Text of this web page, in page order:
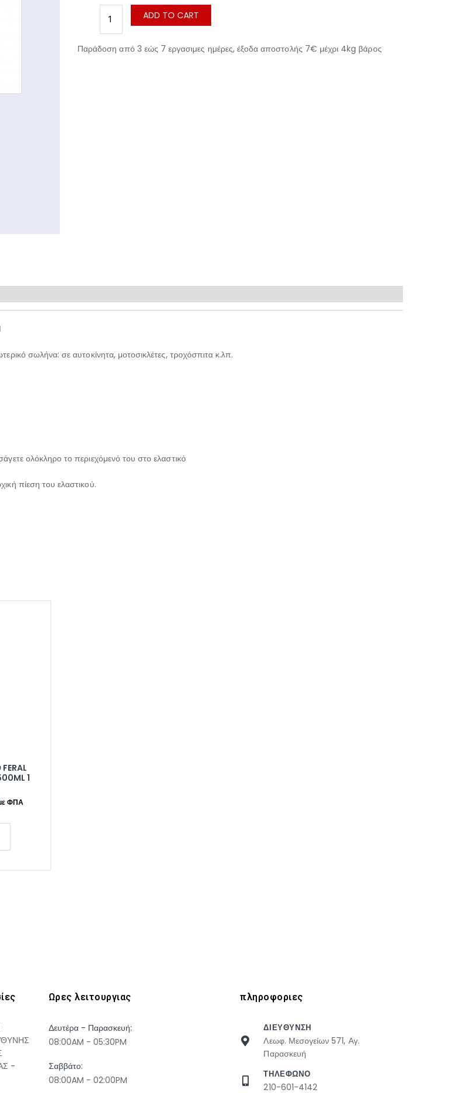
ADD TO CART
Παράδοση από 3 εώς 7 εργασιμες ημέρες, έξοδα αποστολής 7€ μέχρι 4kg βάρος
σωλήνα: σε αυτοκίνητα, μοτοσικλέτες, τροχόσπιτα κ.λπ.
ολόκληρο το περιεχόμενό του στο ελαστικό
πίεση του ελαστικού.
1
-
Ωρες λειτουργιας
Δευτέρα - Παρασκευή:
08:00AM - 05:30PM
Σαββάτο:
08:00AM - 02:00PM
πληροφοριες
ΔΙΕΥΘΥΝΣΗ
Λεωφ. Μεσογείων 571, Αγ.
Παρασκευή
ΤΗΛΕΦΩΝΟ
210-601-4142